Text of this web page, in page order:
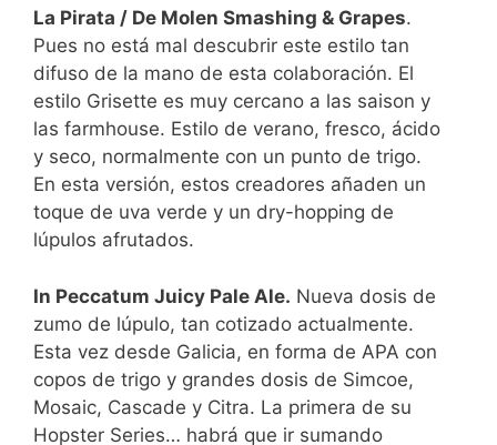
La Pirata / De Molen Smashing & Grapes.
Pues no está mal descubrir este estilo tan
difuso de la mano de esta colaboración. El
estilo Grisette es muy cercano a las saison y
las farmhouse. Estilo de verano, fresco, ácido
y seco, normalmente con un punto de trigo.
En esta versión, estos creadores añaden un
toque de uva verde y un dry-hopping de
lúpulos afrutados.
In Peccatum Juicy Pale Ale. Nueva dosis de
zumo de lúpulo, tan cotizado actualmente.
Esta vez desde Galicia, en forma de APA con
copos de trigo y grandes dosis de Simcoe,
Mosaic, Cascade y Citra. La primera de su
Hopster Series… habrá que ir sumando